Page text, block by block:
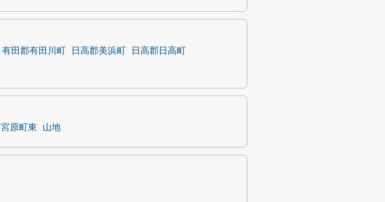
有田郡有田川町 日高郡美浜町
日高郡日高町
宮原町東 山地